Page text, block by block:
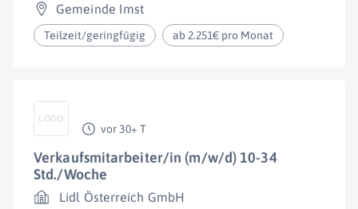
Gemeinde Imst
Teilzeit/geringfügig ab 2.251€ pro Monat
vor 30+ T
Verkaufsmitarbeiter/in (m/w/d) 10-34
Std./Woche
Lidl Österreich GmbH